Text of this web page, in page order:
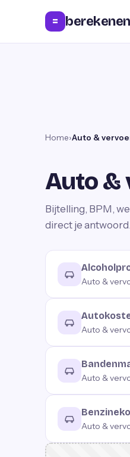
= berekenen
Home›Auto &
Auto &
Bijtelling, BPM,
direct je antwoord.
Auto &
Auto &
Auto &
Auto &